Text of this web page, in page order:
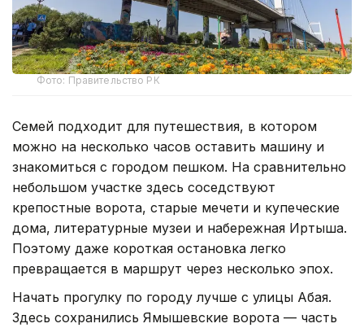
Фото: Правительство РК
Семей подходит для путешествия, в котором
можно на несколько часов оставить машину и
знакомиться с городом пешком. На сравнительно
небольшом участке здесь соседствуют
крепостные ворота, старые мечети и купеческие
дома, литературные музеи и набережная Иртыша.
Поэтому даже короткая остановка легко
превращается в маршрут через несколько эпох.
Начать прогулку по городу лучше с улицы Абая.
Здесь сохранились Ямышевские ворота — часть